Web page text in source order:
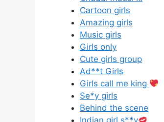
Cartoon girls
Amazing girls
Music girls
Girls only
Cute girls group
Ad**t Girls
Girls call me king
Se*y girls
Behind the scene